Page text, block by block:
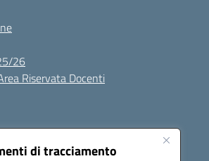
di tracciamento
26
Riservata Docenti